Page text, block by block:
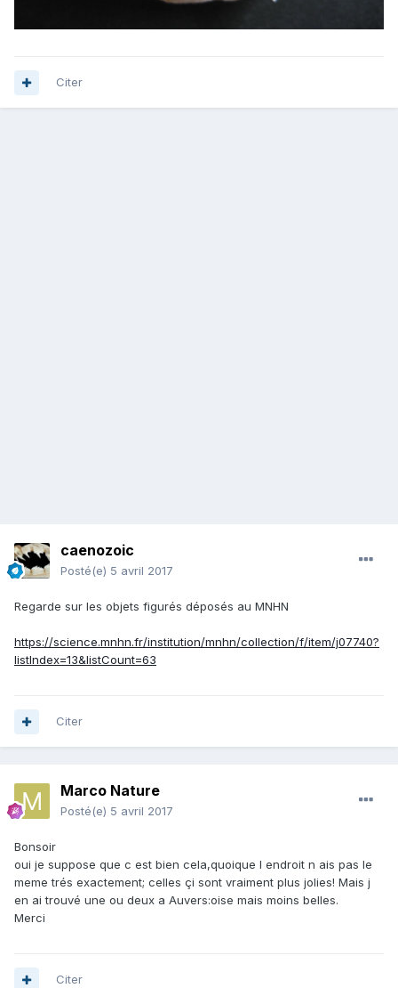
Citer
caenozoic
Posté(e) 5 avril 2017
Regarde sur les objets figurés déposés au MNHN
https://science.mnhn.fr/institution/mnhn/collection/f/item/j07740?
listIndex=13&listCount=63
Citer
Marco Nature
Posté(e) 5 avril 2017
Bonsoir
oui je suppose que c est bien cela,quoique l endroit n ais pas le
meme trés exactement; celles çi sont vraiment plus jolies! Mais j
en ai trouvé une ou deux a Auvers:oise mais moins belles.
Merci
Citer